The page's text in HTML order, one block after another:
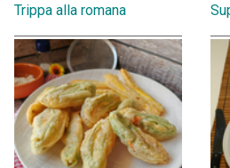
Trippa alla romana